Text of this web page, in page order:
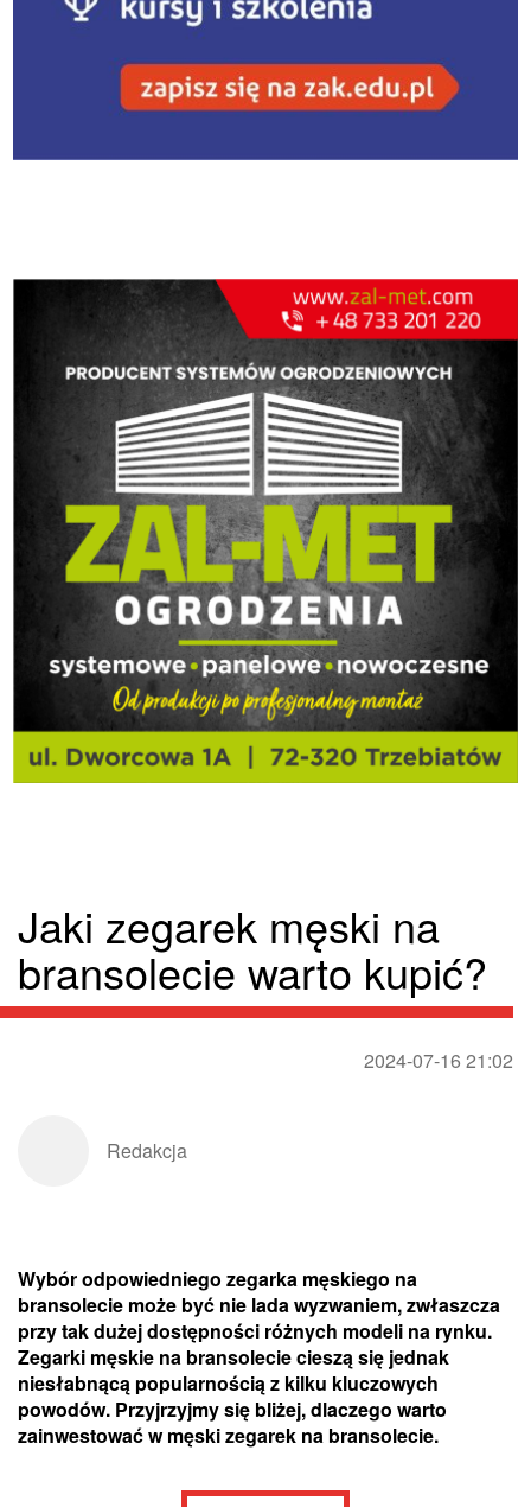
Jaki zegarek męski na
bransolecie warto kupić?
2024-07-16 21:02
Redakcja
Wybór odpowiedniego zegarka męskiego na
bransolecie może być nie lada wyzwaniem, zwłaszcza
przy tak dużej dostępności różnych modeli na rynku.
Zegarki męskie na bransolecie cieszą się jednak
niesłabnącą popularnością z kilku kluczowych
powodów. Przyjrzyjmy się bliżej, dlaczego warto
zainwestować w męski zegarek na bransolecie.